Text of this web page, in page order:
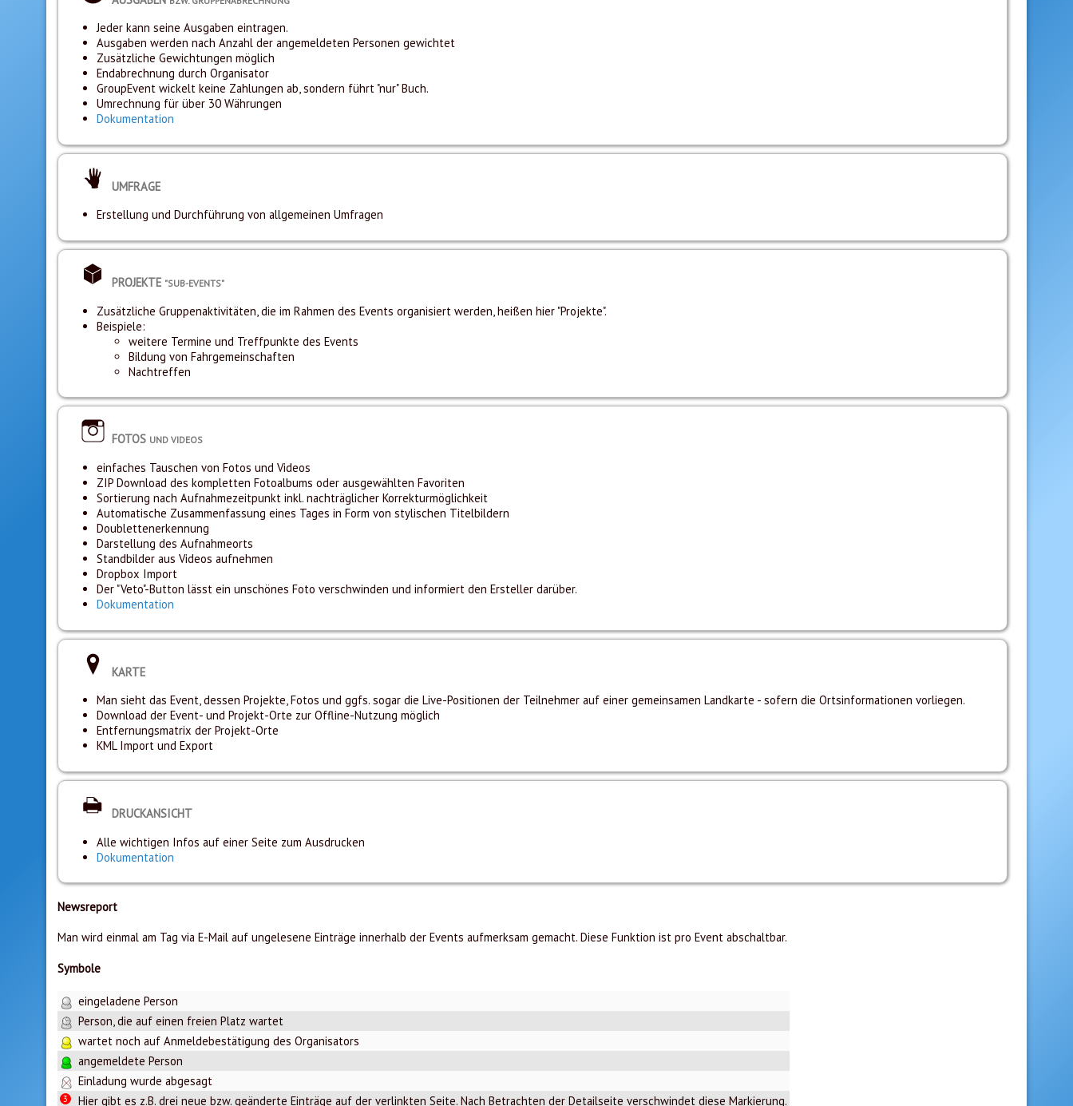
Jeder kann seine Ausgaben eintragen.
Ausgaben werden nach Anzahl der angemeldeten Personen gewichtet
Zusätzliche Gewichtungen möglich
Endabrechnung durch Organisator
GroupEvent wickelt keine Zahlungen ab, sondern führt "nur" Buch.
Umrechnung für über 30 Währungen
Dokumentation
UMFRAGE
Erstellung und Durchführung von allgemeinen Umfragen
PROJEKTE "SUB-EVENTS"
Zusätzliche Gruppenaktivitäten, die im Rahmen des Events organisiert werden, heißen hier "Projekte".
Beispiele:
weitere Termine und Treffpunkte des Events
Bildung von Fahrgemeinschaften
Nachtreffen
FOTOS UND VIDEOS
einfaches Tauschen von Fotos und Videos
ZIP Download des kompletten Fotoalbums oder ausgewählten Favoriten
Sortierung nach Aufnahmezeitpunkt inkl. nachträglicher Korrekturmöglichkeit
Automatische Zusammenfassung eines Tages in Form von stylischen Titelbildern
Doublettenerkennung
Darstellung des Aufnahmeorts
Standbilder aus Videos aufnehmen
Dropbox Import
Der "Veto"-Button lässt ein unschönes Foto verschwinden und informiert den Ersteller darüber.
Dokumentation
KARTE
Man sieht das Event, dessen Projekte, Fotos und ggfs. sogar die Live-Positionen der Teilnehmer auf einer gemeinsamen Landkarte - sofern die Ortsinformationen vorliegen.
Download der Event- und Projekt-Orte zur Offline-Nutzung möglich
Entfernungsmatrix der Projekt-Orte
KML Import und Export
DRUCKANSICHT
Alle wichtigen Infos auf einer Seite zum Ausdrucken
Dokumentation
Newsreport
Man wird einmal am Tag via E-Mail auf ungelesene Einträge innerhalb der Events aufmerksam gemacht. Diese Funktion ist pro Event abschaltbar.
Symbole
eingeladene Person
Person, die auf einen freien Platz wartet
wartet noch auf Anmeldebestätigung des Organisators
angemeldete Person
Einladung wurde abgesagt
3 Hier gibt es z.B. drei neue bzw. geänderte Einträge auf der verlinkten Seite. Nach Betrachten der Detailseite verschwindet diese Markierung.